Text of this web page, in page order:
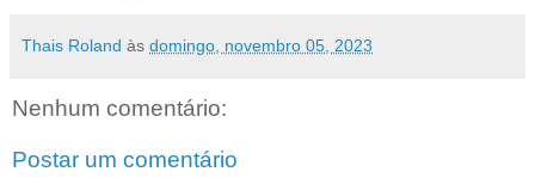
Thais Roland às domingo, novembro 05, 2023
Nenhum comentário:
Postar um comentário